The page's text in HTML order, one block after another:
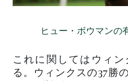
ヒュー・ボウマンの
これに関してはウィン
る。ウィンクスの37勝